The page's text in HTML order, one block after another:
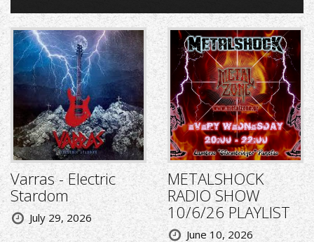
Varras - Electric
Stardom
July 29, 2026
METALSHOCK
RADIO SHOW
10/6/26 PLAYLIST
June 10, 2026